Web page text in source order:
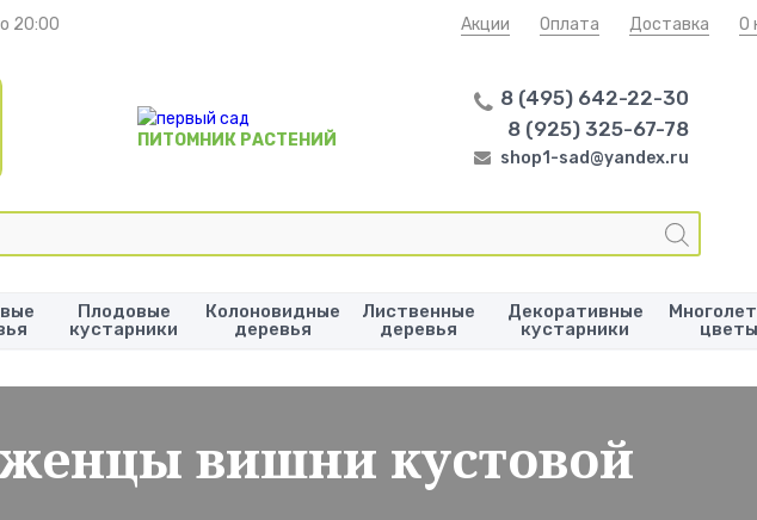
20:00 Акции Оплата Доставка О
ПИТОМНИК РАСТЕНИЙ
8 (495) 642-22-30
8 (925) 325-67-78
shop1-sad@yandex.ru
Плодовые
кустарники
Колоновидные
деревья
Лиственные
деревья
Декоративные
кустарники
цветы
вишни кустовой